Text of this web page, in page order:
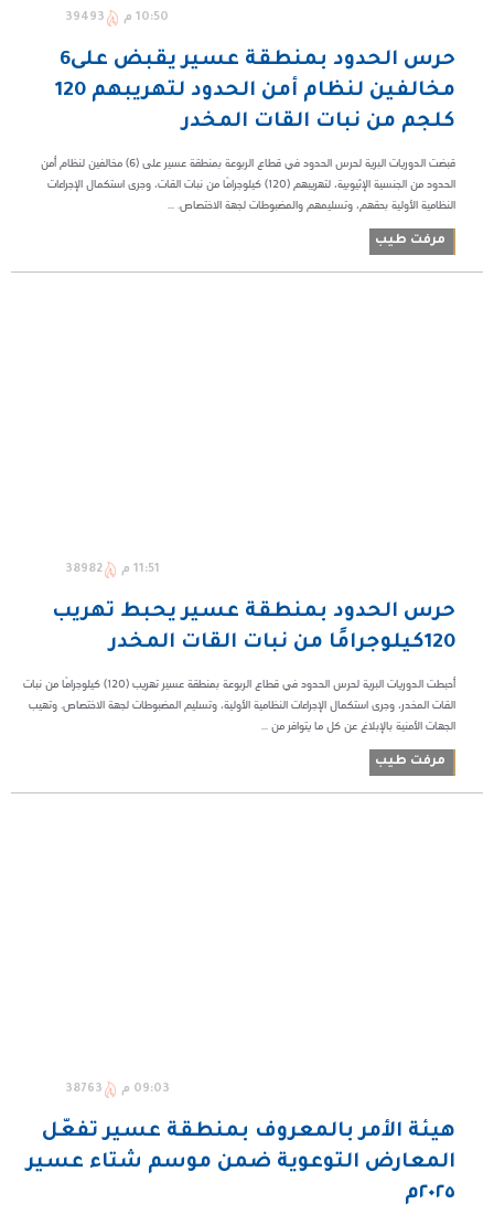
10:50 م 39493
حرس الحدود بمنطقة عسير يقبض على6
مخالفين لنظام أمن الحدود لتهريبهم 120
كلجم من نبات القات المخدر
قبضت الدوريات البرية لحرس الحدود في قطاع الربوعة بمنطقة عسير على (6) مخالفين لنظام أمن
الحدود من الجنسية الإثيوبية، لتهريبهم (120) كيلوجرامًا من نبات القات، وجرى استكمال الإجراءات
النظامية الأولية بحقهم، وتسليمهم والمضبوطات لجهة الاختصاص. ...
مرفت طيب
11:51 م 38982
حرس الحدود بمنطقة عسير يحبط تهريب
120كيلوجرامًا من نبات القات المخدر
أحبطت الدوريات البرية لحرس الحدود في قطاع الربوعة بمنطقة عسير تهريب (120) كيلوجرامًا من نبات
القات المخدر، وجرى استكمال الإجراءات النظامية الأولية، وتسليم المضبوطات لجهة الاختصاص. وتهيب
الجهات الأمنية بالإبلاغ عن كل ما يتوافر من ...
مرفت طيب
09:03 م 38763
هيئة الأمر بالمعروف بمنطقة عسير تفعّل
المعارض التوعوية ضمن موسم شتاء عسير
٢٠٢٥م